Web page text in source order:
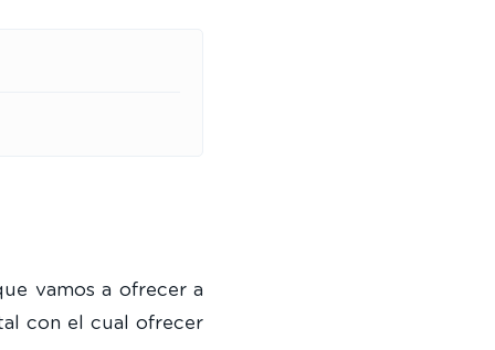
vamos a ofrecer a
con el cual ofrecer